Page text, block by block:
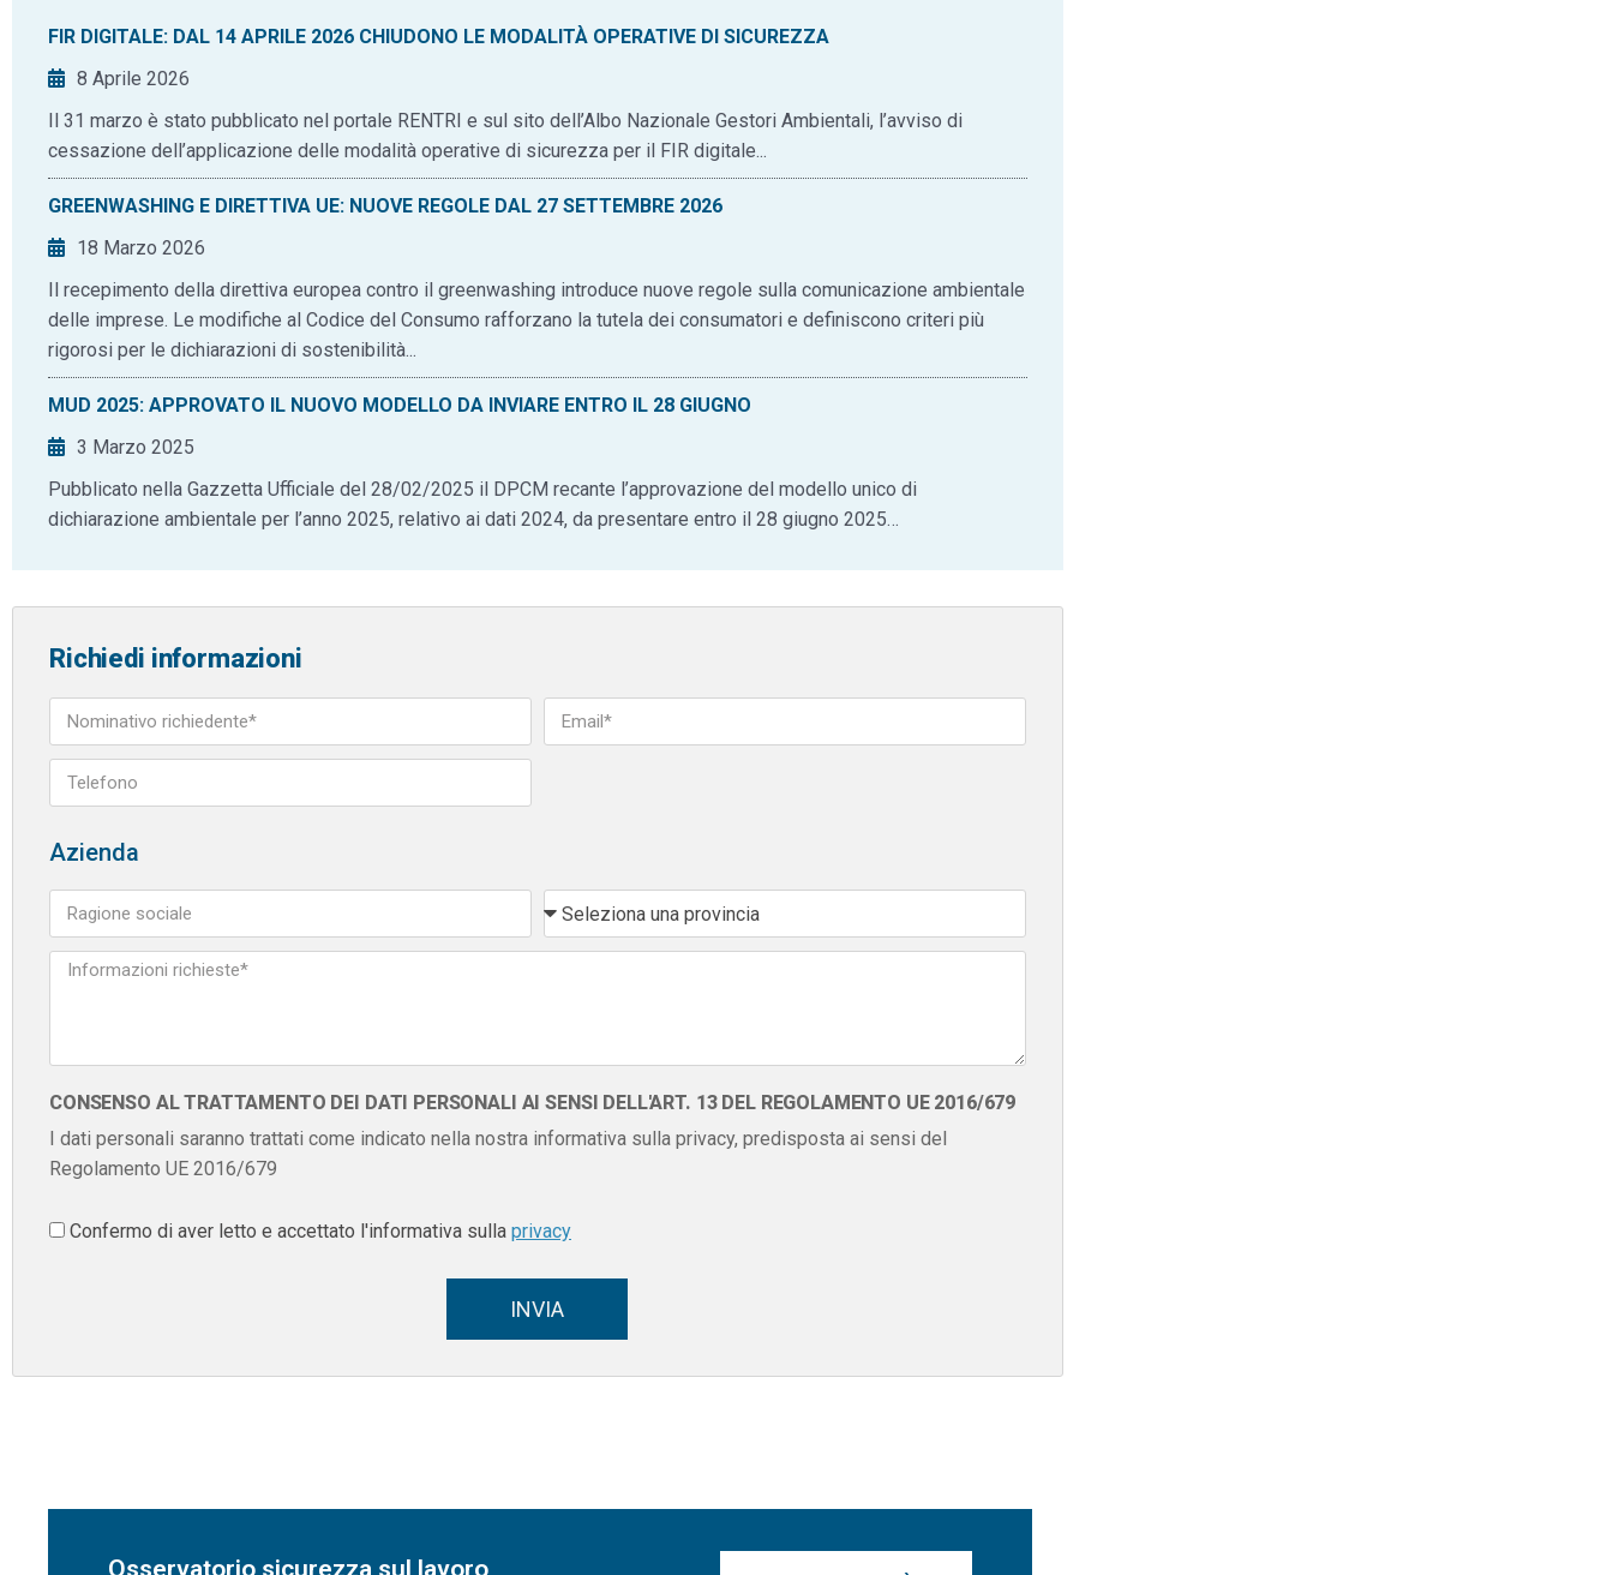
FIR DIGITALE: DAL 14 APRILE 2026 CHIUDONO LE MODALITÀ OPERATIVE DI SICUREZZA
8 Aprile 2026
Il 31 marzo è stato pubblicato nel portale RENTRI e sul sito dell’Albo Nazionale Gestori Ambientali, l’avviso di
cessazione dell’applicazione delle modalità operative di sicurezza per il FIR digitale...
GREENWASHING E DIRETTIVA UE: NUOVE REGOLE DAL 27 SETTEMBRE 2026
18 Marzo 2026
Il recepimento della direttiva europea contro il greenwashing introduce nuove regole sulla comunicazione ambientale
delle imprese. Le modifiche al Codice del Consumo rafforzano la tutela dei consumatori e definiscono criteri più
rigorosi per le dichiarazioni di sostenibilità...
MUD 2025: APPROVATO IL NUOVO MODELLO DA INVIARE ENTRO IL 28 GIUGNO
3 Marzo 2025
Pubblicato nella Gazzetta Ufficiale del 28/02/2025 il DPCM recante l’approvazione del modello unico di
dichiarazione ambientale per l’anno 2025, relativo ai dati 2024, da presentare entro il 28 giugno 2025…
Richiedi informazioni
Azienda
CONSENSO AL TRATTAMENTO DEI DATI PERSONALI AI SENSI DELL'ART. 13 DEL REGOLAMENTO UE 2016/679
I dati personali saranno trattati come indicato nella nostra informativa sulla privacy, predisposta ai sensi del
Regolamento UE 2016/679
Confermo di aver letto e accettato l'informativa sulla privacy
INVIA
Osservatorio sicurezza sul lavoro